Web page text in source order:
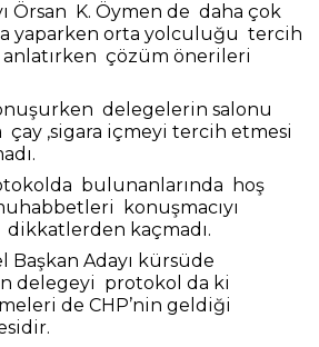
Örsan K. Öymen de daha çok
yaparken orta yolculuğu tercih
çözüm önerileri
delegelerin salonu
çay ,sigara içmeyi tercih etmesi
bulunanlarında hoş
konuşmacıyı
kaçmadı.
Adayı kürsüde
delegeyi protokol da ki
de CHP’nin geldiği